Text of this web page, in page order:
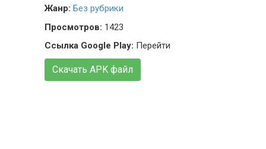
Жанр: Без рубрики
Просмотров: 1423
Ссылка Google Play: Перейти
Скачать APK файл